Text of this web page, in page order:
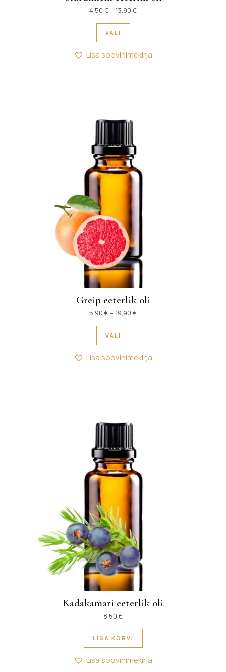
4,50 €– 13,90 €Hinnavahemik: 4,50 € kuni
VALI
Sellel tootel on mitu
Lisa soovinimekirja
Greip eeterlik õli
5,90 €– 19,90 €Hinnavahemik: 5,90 € kuni
VALI
Sellel tootel on mitu
Lisa soovinimekirja
Kadakamari eeterlik õli
8,50 €
LISA KORVI
Lisa soovinimekirja